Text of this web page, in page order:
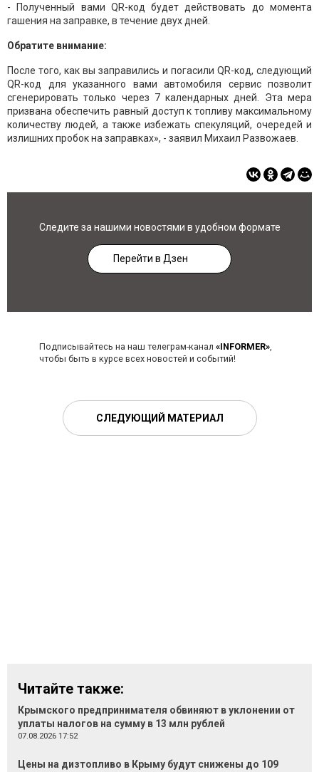
- Полученный вами QR-код будет действовать до момента
гашения на заправке, в течение двух дней.
Обратите внимание:
После того, как вы заправились и погасили QR-код, следующий
QR-код для указанного вами автомобиля сервис позволит
сгенерировать только через 7 календарных дней. Эта мера
призвана обеспечить равный доступ к топливу максимальному
количеству людей, а также избежать спекуляций, очередей и
излишних пробок на заправках», - заявил Михаил Развожаев.
Следите за нашими новостями в удобном формате
Перейти в Дзен
Подписывайтесь на наш телеграм-канал «INFORMER»,
чтобы быть в курсе всех новостей и событий!
СЛЕДУЮЩИЙ МАТЕРИАЛ
Читайте также:
Крымского предпринимателя обвиняют в уклонении от
уплаты налогов на сумму в 13 млн рублей
07.08.2026 17:52
Цены на дизтопливо в Крыму будут снижены до 109